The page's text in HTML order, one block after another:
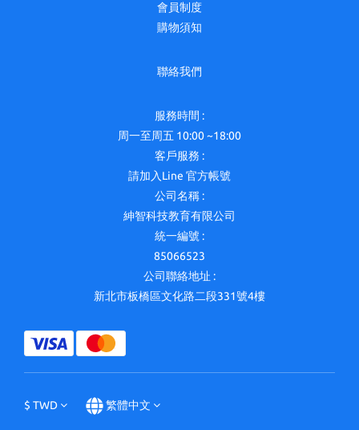
會員制度
購物須知
聯絡我們
服務時間 :
周一至周五 10:00 ~18:00
客戶服務 :
請加入Line 官方帳號
公司名稱 :
紳智科技教育有限公司
統一編號 :
85066523
公司聯絡地址 :
新北市板橋區文化路二段331號4樓
$ TWD 繁體中文